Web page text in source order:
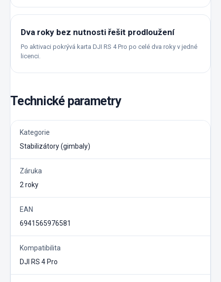
Dva roky bez nutnosti řešit prodloužení
Po aktivaci pokrývá karta DJI RS 4 Pro po celé dva roky v jedné
licenci.
Technické parametry
Kategorie
Stabilizátory (gimbaly)
Záruka
2 roky
EAN
6941565976581
Kompatibilita
DJI RS 4 Pro